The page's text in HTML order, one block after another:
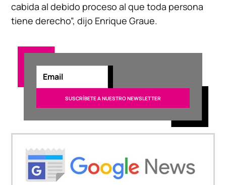
cabida al debido proceso al que toda persona
tiene derecho”, dijo Enrique Graue.